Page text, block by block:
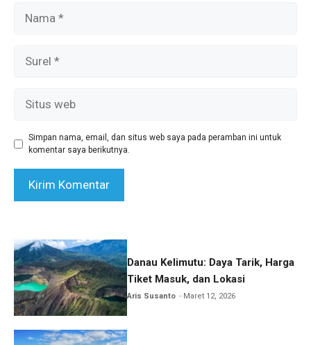
Simpan nama, email, dan situs web saya pada peramban ini untuk
komentar saya berikutnya.
Danau Kelimutu: Daya Tarik, Harga
Tiket Masuk, dan Lokasi
Aris Susanto Maret 12, 2026